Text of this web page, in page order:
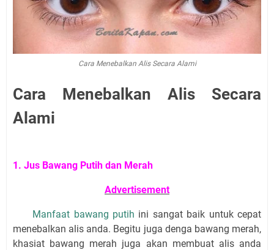
Cara Menebalkan Alis Secara Alami
Cara Menebalkan Alis Secara
Alami
1. Jus Bawang Putih dan Merah
Advertisement
Manfaat bawang putih ini sangat baik untuk cepat
menebalkan alis anda. Begitu juga denga bawang merah,
khasiat bawang merah juga akan membuat alis anda